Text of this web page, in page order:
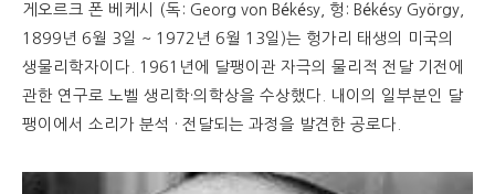
게오르크 폰 베케시 (독: Georg von Békésy, 헝: Békésy György,
1899년 6월 3일 ~ 1972년 6월 13일)는 헝가리 태생의 미국의
생물리학자이다. 1961년에 달팽이관 자극의 물리적 전달 기전에
관한 연구로 노벨 생리학·의학상을 수상했다. 내이의 일부분인 달
팽이에서 소리가 분석 · 전달되는 과정을 발견한 공로다.